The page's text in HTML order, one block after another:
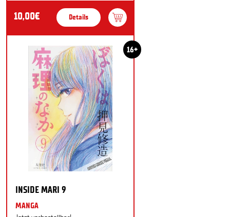
10,00€ Details
16+
INSIDE MARI 9
MANGA